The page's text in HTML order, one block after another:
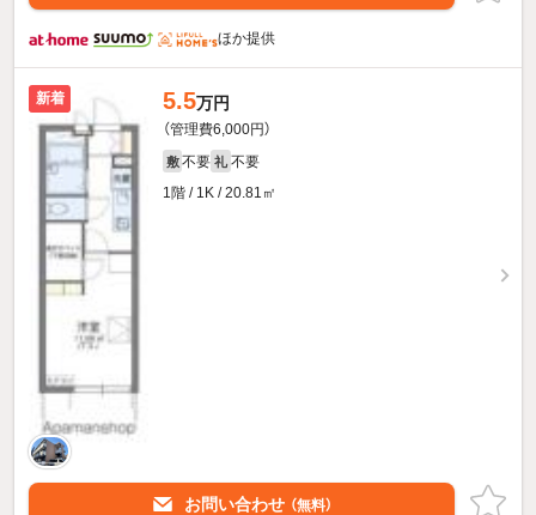
ほか提供
新着 5.5万円
（管理費6,000円）
敷 不要 礼 不要
1階 / 1K / 20.81㎡
お問い合わせ （無料）